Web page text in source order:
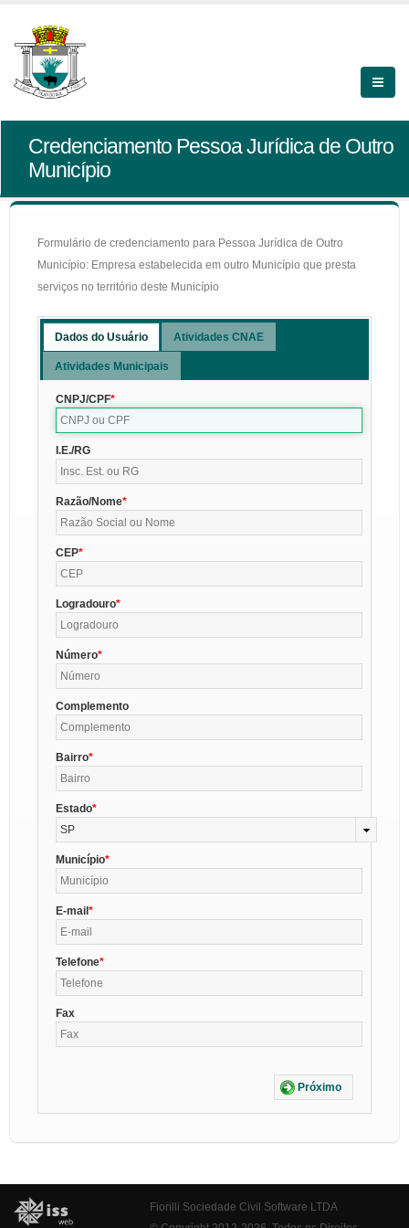
Credenciamento Pessoa Jurídica de Outro
Município
Formulário de credenciamento para Pessoa Jurídica de Outro
Município: Empresa estabelecida em outro Município que presta
serviços no território deste Município
Dados do Usuário Atividades CNAE
Atividades Municipais
CNPJ/CPF
I.E./RG
Razão/Nome
CEP
Logradouro
Número
Complemento
Bairro
Estado
SP
Município
E-mail
Telefone
Fax
Próximo
Fiorilli Sociedade Civil Software LTDA